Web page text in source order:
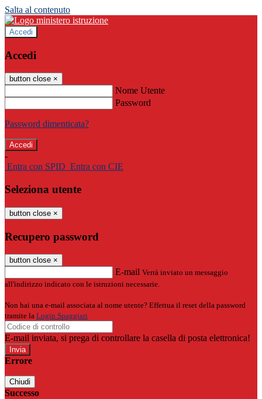
Salta al contenuto
Accedi
Accedi
button close ×
Nome Utente
Password
Password dimenticata?
-
Entra con SPID Entra con CIE
Seleziona utente
button close ×
Recupero password
button close ×
E-mail Verrà inviato un messaggio
all'indirizzo indicato con le istruzioni necessarie.
Non hai una e-mail associata al nome utente? Effettua il reset della password
tramite la Login Spaggiari
E-mail inviata, si prega di controllare la casella di posta elettronica!
Errore
Chiudi
Successo